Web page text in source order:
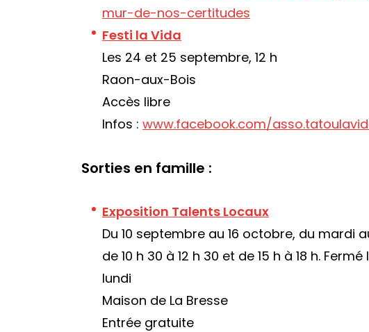
mur-de-nos-certitudes
Festi la Vida
Les 24 et 25 septembre, 12 h
Raon-aux-Bois
Accès libre
Infos : www.facebook.com/
Sorties en famille :
Exposition Talents Locaux
Du 10 septembre au 16 octobre, du mardi
de 10 h 30 à 12 h 30 et de 15 h à 18 h. Fermé
lundi
Maison de La Bresse
Entrée gratuite